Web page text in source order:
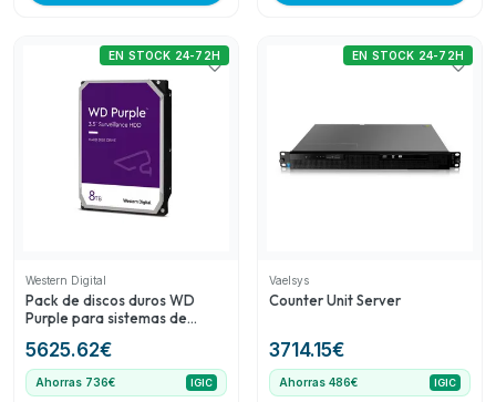
Western Digital
Pack de discos duros WD
Purple para sistemas de
5625.62€
EN STOCK 24-72H
Ahorras 736€ IGIC
Vaelsys
Counter Unit Server
3714.15€
EN STOCK 24-72H
Ahorras 486€ IGIC